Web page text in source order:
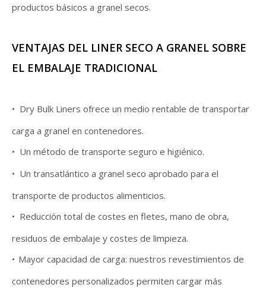
productos básicos a granel secos.
VENTAJAS DEL LINER SECO A GRANEL SOBRE
EL EMBALAJE TRADICIONAL
• Dry Bulk Liners ofrece un medio rentable de transportar
carga a granel en contenedores.
• Un método de transporte seguro e higiénico.
• Un transatlántico a granel seco aprobado para el
transporte de productos alimenticios.
• Reducción total de costes en fletes, mano de obra,
residuos de embalaje y costes de limpieza.
• Mayor capacidad de carga: nuestros revestimientos de
contenedores personalizados permiten cargar más